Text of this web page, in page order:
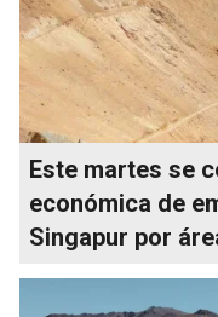
Este martes se
económica de
Singapur por